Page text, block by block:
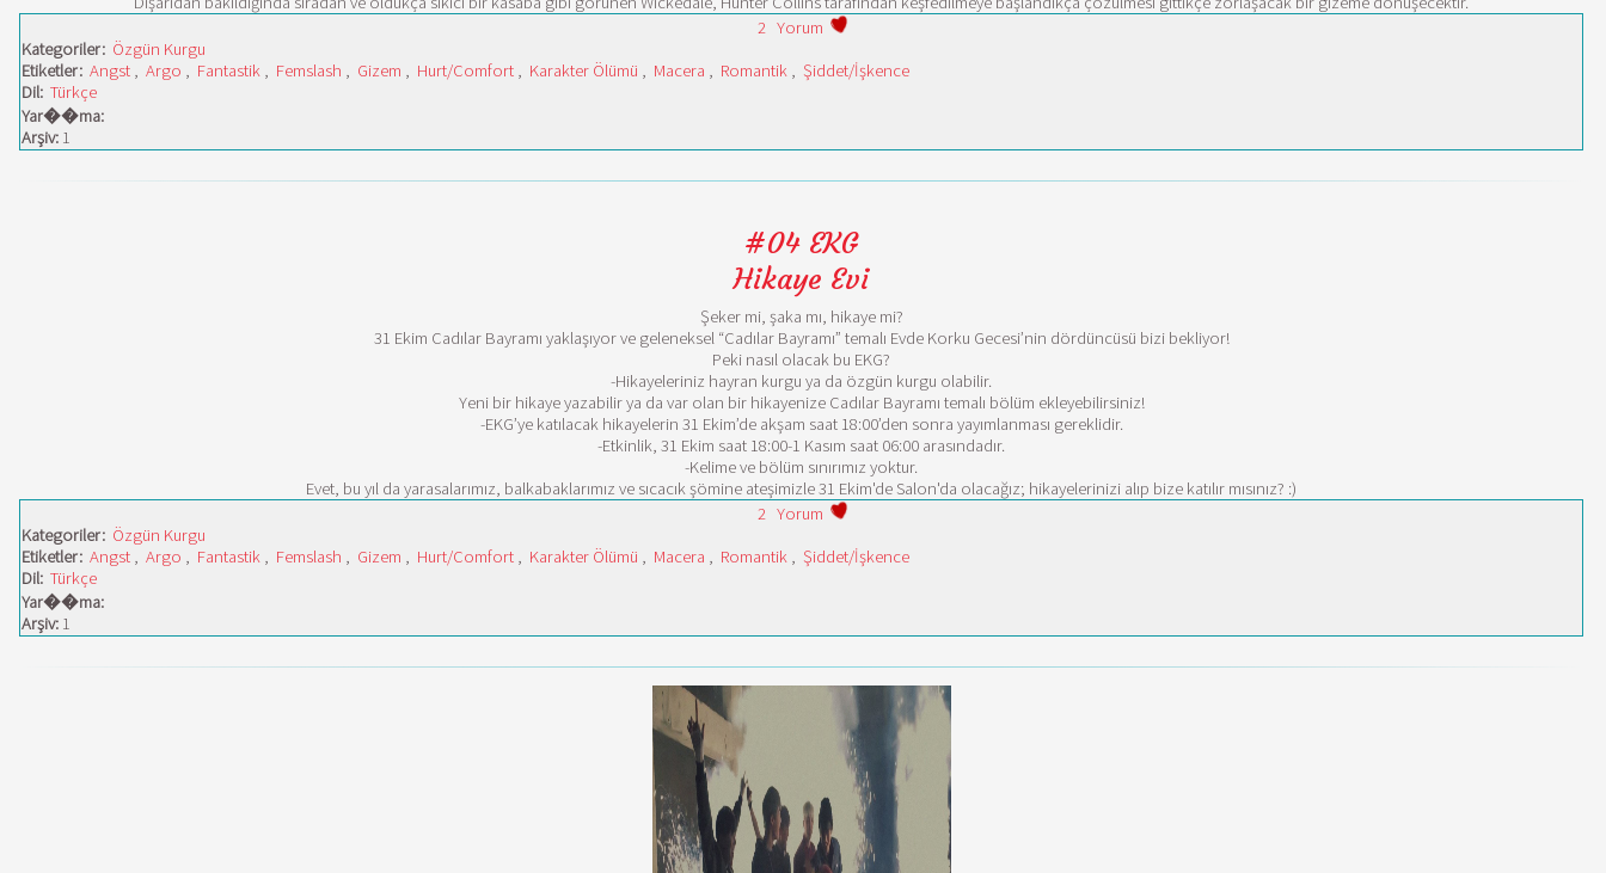
2 Yorum
Kategoriler: Özgün Kurgu
Etiketler: Angst , Argo , Fantastik , Femslash , Gizem , Hurt/Comfort , Karakter Ölümü , Macera , Romantik , Şiddet/İşkence
Dil: Türkçe
Yar��ma:
Arşiv: 1
#04 EKG
Hikaye Evi
Şeker mi, şaka mı, hikaye mi?
31 Ekim Cadılar Bayramı yaklaşıyor ve geleneksel “Cadılar Bayramı” temalı Evde Korku Gecesi’nin dördüncüsü bizi bekliyor!
Peki nasıl olacak bu EKG?
-Hikayeleriniz hayran kurgu ya da özgün kurgu olabilir.
Yeni bir hikaye yazabilir ya da var olan bir hikayenize Cadılar Bayramı temalı bölüm ekleyebilirsiniz!
-EKG’ye katılacak hikayelerin 31 Ekim’de akşam saat 18:00’den sonra yayımlanması gereklidir.
-Etkinlik, 31 Ekim saat 18:00-1 Kasım saat 06:00 arasındadır.
-Kelime ve bölüm sınırımız yoktur.
Evet, bu yıl da yarasalarımız, balkabaklarımız ve sıcacık şömine ateşimizle 31 Ekim'de Salon'da olacağız; hikayelerinizi alıp bize katılır mısınız? :)
2 Yorum
Kategoriler: Özgün Kurgu
Etiketler: Angst , Argo , Fantastik , Femslash , Gizem , Hurt/Comfort , Karakter Ölümü , Macera , Romantik , Şiddet/İşkence
Dil: Türkçe
Yar��ma:
Arşiv: 1